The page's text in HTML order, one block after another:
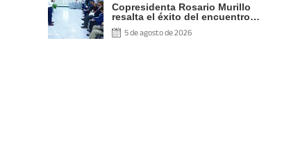
Copresidenta Rosario Murillo
resalta el éxito del encuentro
sobre las Reformas Electorales
con diputados del PARLACEN
5 de agosto de 2026